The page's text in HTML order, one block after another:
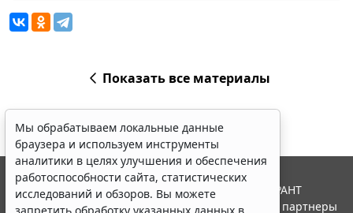
Показать все материалы
Мы обрабатываем локальные данные
браузера и используем инструменты
аналитики в целях улучшения и обеспечения
работоспособности сайта, статистических
исследований и обзоров. Вы можете
© ООО "НПП "ГАРАНТ-СЕРВИС", 2026. Система ГАРАНТ
выпускается с 1990 года. Компания "Гарант" и ее партнеры